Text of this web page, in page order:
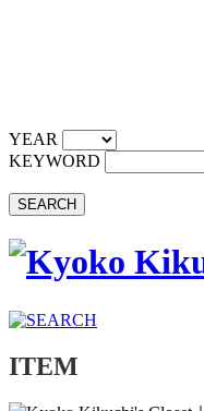
YEAR
KEYWORD
SEARCH
ITEM